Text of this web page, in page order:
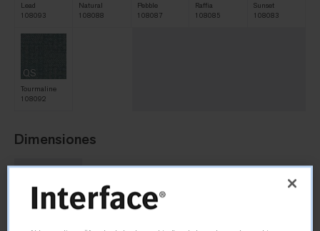
Lead
108093
Natural
108088
Pebble
108087
Raffia
108085
Sunset
108083
QS
Tourmaline
108092
Dimensiones
25cm x 1m